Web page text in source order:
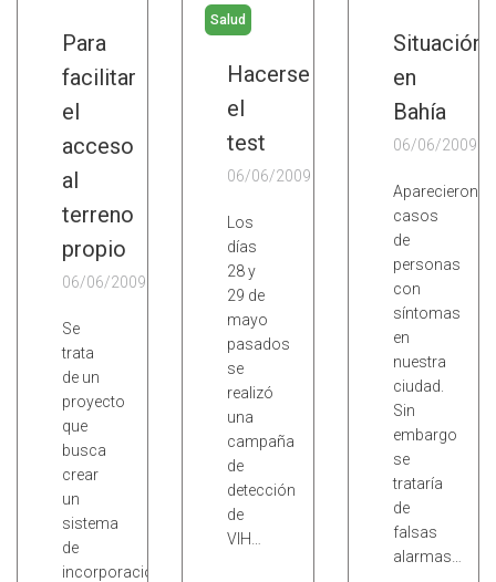
Para
facilitar
el
acceso
al
terreno
propio
06/06/2009
Se
trata
de un
proyecto
que
busca
crear
un
sistema
de
incorporación
Salud
Hacerse
el
test
06/06/2009
Los
días
28 y
29 de
mayo
pasados
se
realizó
una
campaña
de
detección
de
VIH…
Situación
en
Bahía
06/06/2009
Aparecieron
casos
de
personas
con
síntomas
en
nuestra
ciudad.
Sin
embargo
se
trataría
de
falsas
alarmas…